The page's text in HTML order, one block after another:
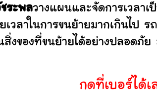
ระพลวางแผนและจัดการเวลาเ
เวลาในการขนย้ายมากเกินไ
ของที่ขนย้ายได้อย่างปลอดภัย
กดที่เบอร์ได้เ